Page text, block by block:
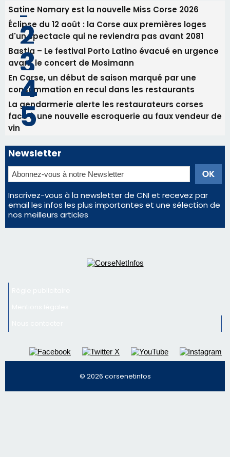
La gendarmerie alerte les restaurateurs corses
face à une nouvelle escroquerie au faux vendeur de
vin
Newsletter
Inscrivez-vous à la newsletter de CNI et recevez par
email les infos les plus importantes et une sélection de
nos meilleurs articles
Régie publicitaire
Mentions légales
Nous contacter